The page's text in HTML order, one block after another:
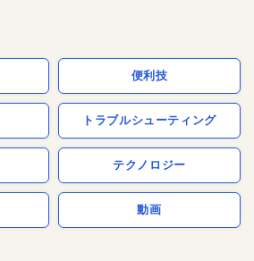
便利技
トラブルシューティング
テクノロジー
動画